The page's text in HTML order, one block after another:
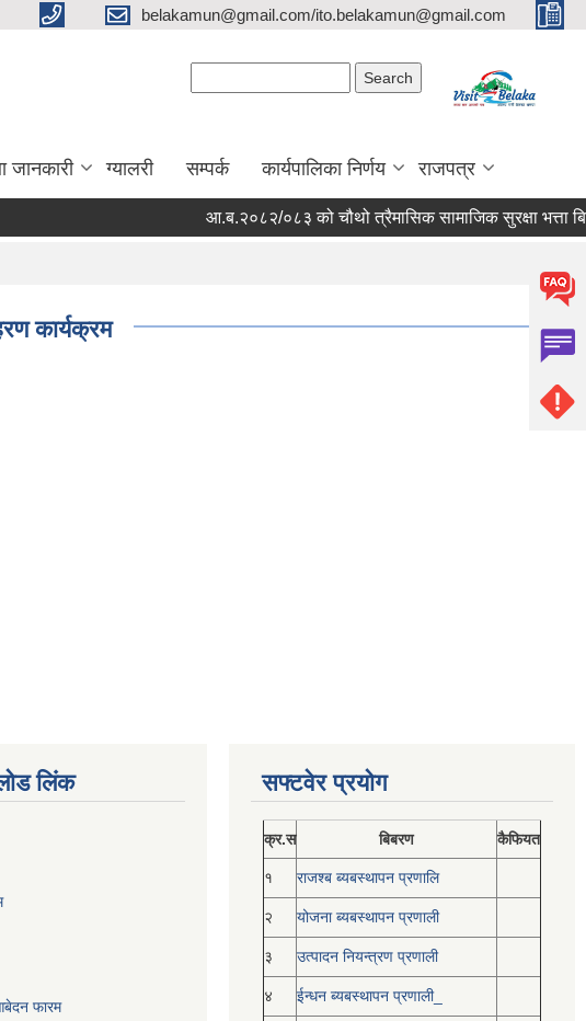
belakamun@gmail.com/ito.belakamun@gmail.com
जानकारी ग्यालरी सम्पर्क कार्यपालिका निर्णय राजपत्र
आ.ब.२०८२/०८३ को चौथो त्रैमासिक सामाजिक सुरक्षा भत्ता बितरण
कार्यक्रम
लिंक
फारम
सफ्टवेर प्रयोग
क्र.स बिबरण कैफियत
१ राजश्ब ब्यबस्थापन प्रणालि
२ योजना ब्यबस्थापन प्रणाली
३ उत्पादन नियन्त्रण प्रणाली
४ ईन्धन ब्यबस्थापन प्रणाली_